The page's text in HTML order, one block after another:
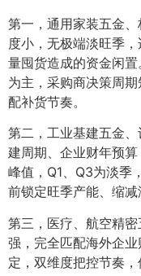
第一，通用家装五金
度小，无极端淡旺季
量囤货造成的资金闲
为主，采购商决策周
配补货节奏。
第二，工业基建五金
建周期、企业财年预
峰值，Q1、Q3为淡季
前锁定旺季产能、缩减
第三，医疗、航空精
强，完全匹配海外企
定，双维度把控节奏，